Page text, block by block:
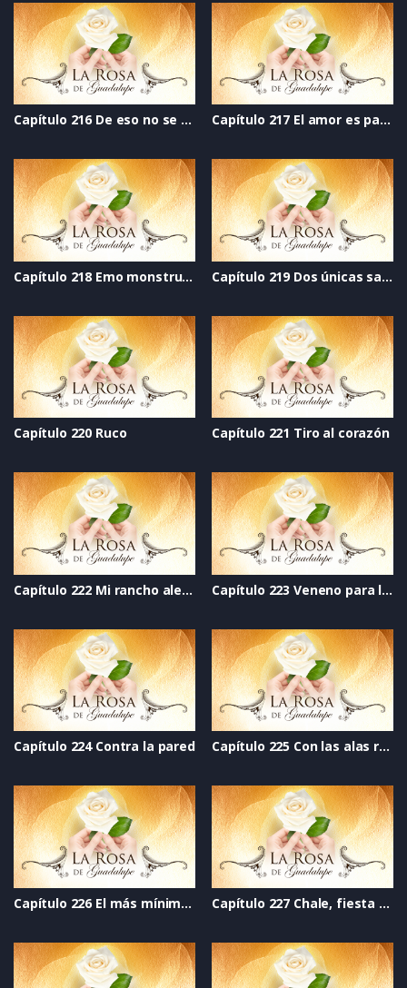
Capítulo 216 De eso no se habla Capítulo 217 El amor es para más de dos
Capítulo 218 Emo monstruilio Capítulo 219 Dos únicas salidas
Capítulo 220 Ruco Capítulo 221 Tiro al corazón
Capítulo 222 Mi rancho alegre_com Capítulo 223 Veneno para las hadas
Capítulo 224 Contra la pared Capítulo 225 Con las alas rotas
Capítulo 226 El más mínimo error Capítulo 227 Chale, fiesta de quince años